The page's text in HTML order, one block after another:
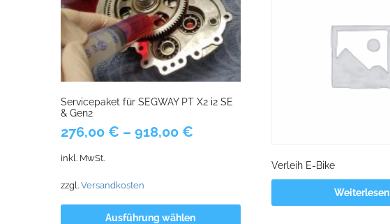
Servicepaket für SEGWAY PT X2 i2 SE
& Gen2
276,00 € – 918,00 €
inkl. MwSt.
zzgl. Versandkosten
Ausführung wählen
Verleih E-Bike
Weiterlesen